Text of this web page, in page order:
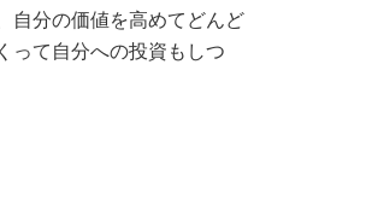
自分の価値を高めてどんど
って自分への投資もしつ